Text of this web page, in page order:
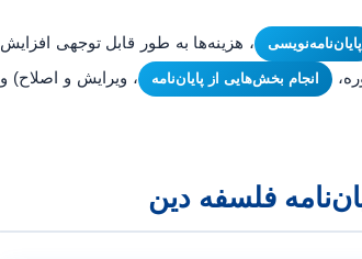
پایان‌نامه‌نویسی
، هزینه‌ها به طور قابل توجهی افزایش
انجام بخش‌هایی از پایان‌نامه
، ویرایش و اصلاح) و
فلسفه دین